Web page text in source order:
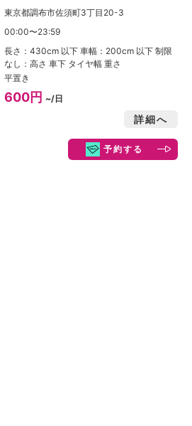
東京都調布市佐須町3丁目20-3
00:00〜23:59
長さ：430cm 以下 車幅：200cm 以下 制限
なし：高さ 車下 タイヤ幅 重さ
平置き
600円 ~/日
詳細へ
予約する